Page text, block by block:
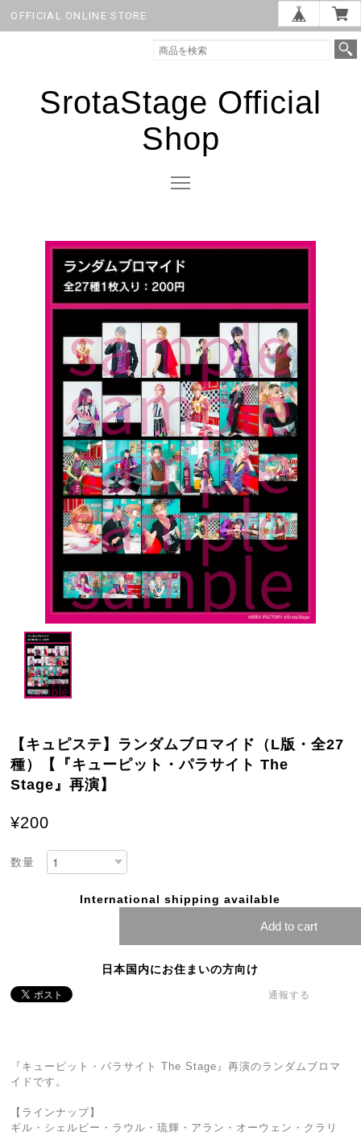
OFFICIAL ONLINE STORE
SrotaStage Official
Shop
【キュピステ】ランダムブロマイド（L版・全27
種）【『キューピット・パラサイト The
Stage』再演】
¥200
数量
International shipping available
Add to cart
日本国内にお住まいの方向け
通報する
『キューピット・パラサイト The Stage』再演のランダムブロマ
イドです。
【ラインナップ】
ギル・シェルビー・ラウル・琉輝・アラン・オーウェン・クラリ